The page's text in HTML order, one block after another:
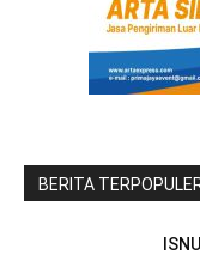
BERITA